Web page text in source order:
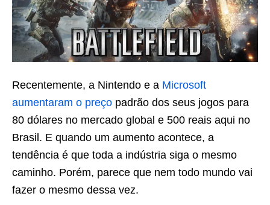
Recentemente, a Nintendo e a Microsoft
aumentaram o preço padrão dos seus jogos para
80 dólares no mercado global e 500 reais aqui no
Brasil. E quando um aumento acontece, a
tendência é que toda a indústria siga o mesmo
caminho. Porém, parece que nem todo mundo vai
fazer o mesmo dessa vez.